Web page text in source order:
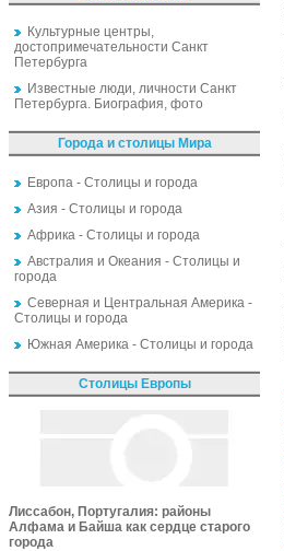
Культурные центры,
достопримечательности Санкт
Петербурга
Известные люди, личности Санкт
Петербурга. Биография, фото
Города и столицы Мира
Европа - Столицы и города
Азия - Столицы и города
Африка - Столицы и города
Австралия и Океания - Столицы и
города
Северная и Центральная Америка -
Столицы и города
Южная Америка - Столицы и города
Столицы Европы
Лиссабон, Португалия: районы
Алфама и Байша как сердце старого
города